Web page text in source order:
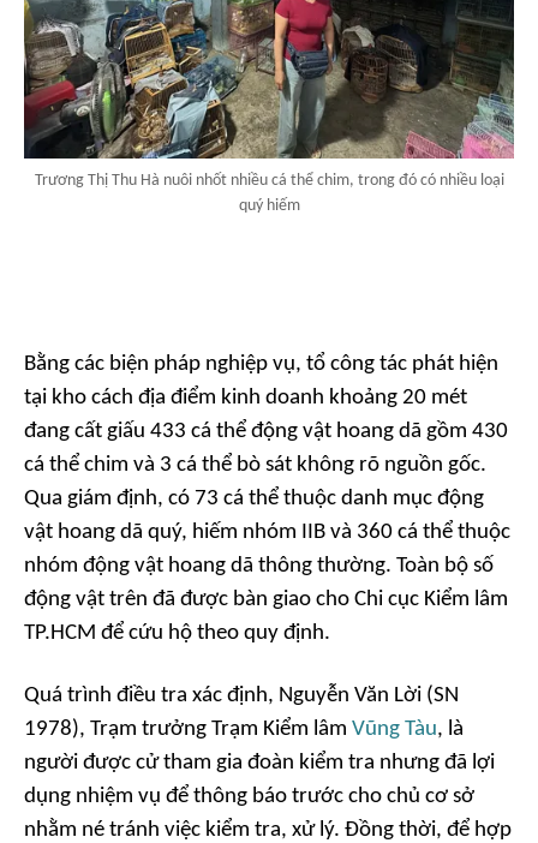
Trương Thị Thu Hà nuôi nhốt nhiều cá thể chim, trong đó có nhiều loại
quý hiếm
Bằng các biện pháp nghiệp vụ, tổ công tác phát hiện
tại kho cách địa điểm kinh doanh khoảng 20 mét
đang cất giấu 433 cá thể động vật hoang dã gồm 430
cá thể chim và 3 cá thể bò sát không rõ nguồn gốc.
Qua giám định, có 73 cá thể thuộc danh mục động
vật hoang dã quý, hiếm nhóm IIB và 360 cá thể thuộc
nhóm động vật hoang dã thông thường. Toàn bộ số
động vật trên đã được bàn giao cho Chi cục Kiểm lâm
TP.HCM để cứu hộ theo quy định.
Quá trình điều tra xác định, Nguyễn Văn Lời (SN
1978), Trạm trưởng Trạm Kiểm lâm Vũng Tàu, là
người được cử tham gia đoàn kiểm tra nhưng đã lợi
dụng nhiệm vụ để thông báo trước cho chủ cơ sở
nhằm né tránh việc kiểm tra, xử lý. Đồng thời, để hợp